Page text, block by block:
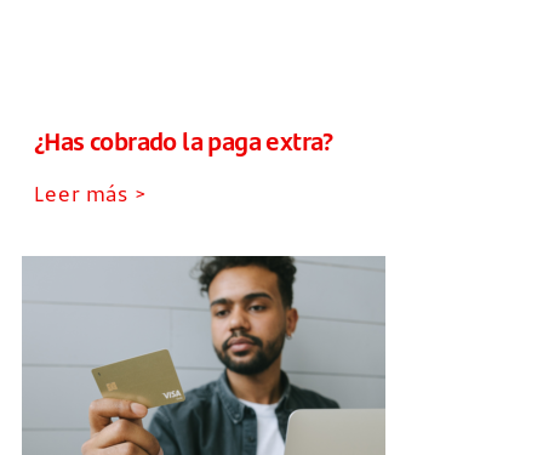
¿Has cobrado la paga extra?
Leer más >